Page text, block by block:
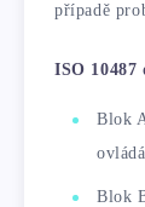
případě
ISO
Blok
Blok